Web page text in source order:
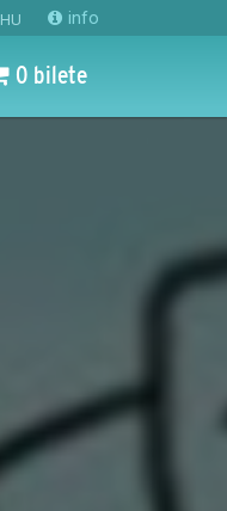
HU info
0 bilete